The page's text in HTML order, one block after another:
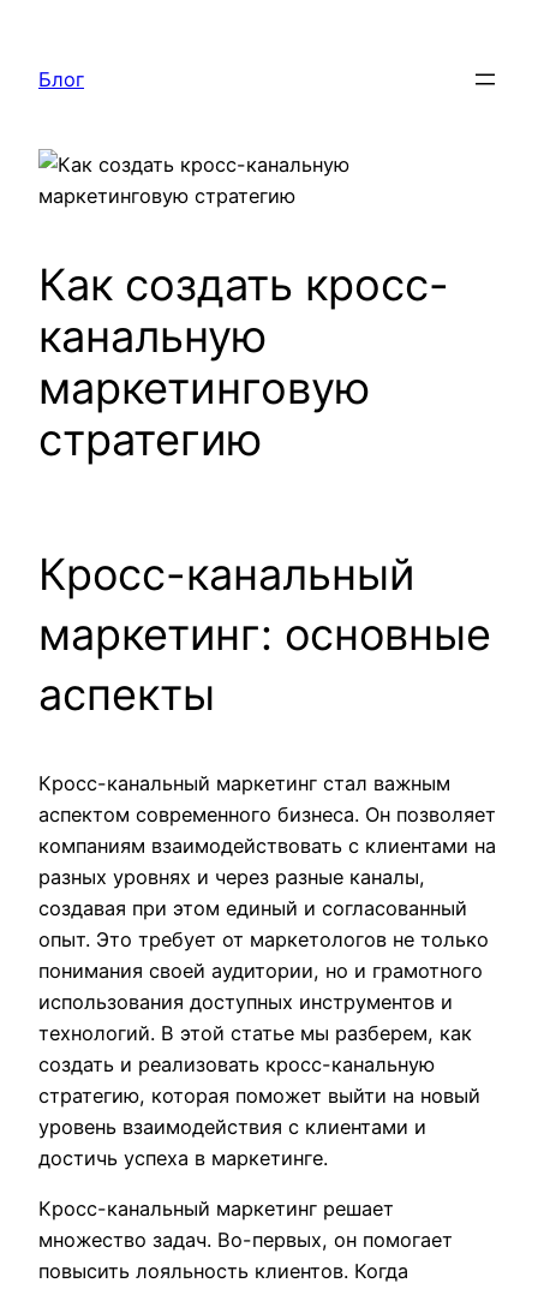
содержимому
Блог
Как создать кросс-
канальную
маркетинговую
стратегию
Кросс-канальный
маркетинг: основные
аспекты
Кросс-канальный маркетинг стал важным
аспектом современного бизнеса. Он позволяет
компаниям взаимодействовать с клиентами на
разных уровнях и через разные каналы,
создавая при этом единый и согласованный
опыт. Это требует от маркетологов не только
понимания своей аудитории, но и грамотного
использования доступных инструментов и
технологий. В этой статье мы разберем, как
создать и реализовать кросс-канальную
стратегию, которая поможет выйти на новый
уровень взаимодействия с клиентами и
достичь успеха в маркетинге.
Кросс-канальный маркетинг решает
множество задач. Во-первых, он помогает
повысить лояльность клиентов. Когда